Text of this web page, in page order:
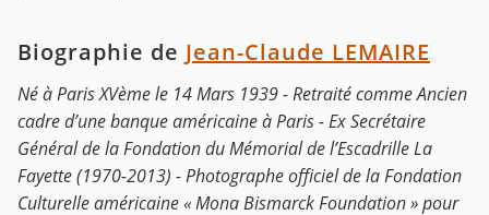
Biographie de Jean-Claude LEMAIRE
Né à Paris XVème le 14 Mars 1939 - Retraité comme Ancien
cadre d’une banque américaine à Paris - Ex Secrétaire
Général de la Fondation du Mémorial de l’Escadrille La
Fayette (1970-2013) - Photographe officiel de la Fondation
Culturelle américaine « Mona Bismarck Foundation » pour